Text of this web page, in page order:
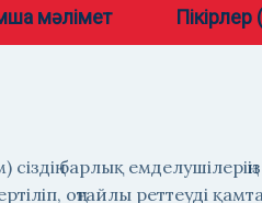
мәлімет Пікірлер
барлық
оңтайлы реттеуді